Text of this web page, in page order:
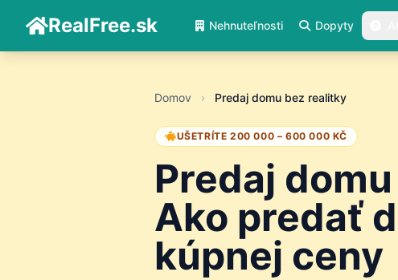
RealFree.sk Nehnuteľnosti Dopyty
Domov › Predaj domu bez realitky
UŠETRÍTE 200 000 – 600 000 KČ
Predaj
Ako predať
kúpnej ceny